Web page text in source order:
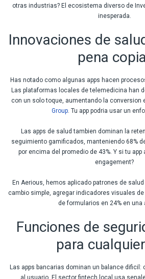
otras industrias? El ecosistema diverso de
inesperada.
Innovaciones de
pena
Has notado como algunas apps hacen
Las plataformas locales de telemedicina han
con un solo toque, aumentando la conversion
Group. Tu app podria usar un
Las apps de salud tambien dominan la
seguimiento gamificados, manteniendo 68%
por encima del promedio de 43%. Y si tu
engagement?
En Aerious, hemos aplicado patrones de
cambio simple, agregar indicadores visuales
de formularios en 24% en una
Funciones de
para
Las apps bancarias dominan un balance